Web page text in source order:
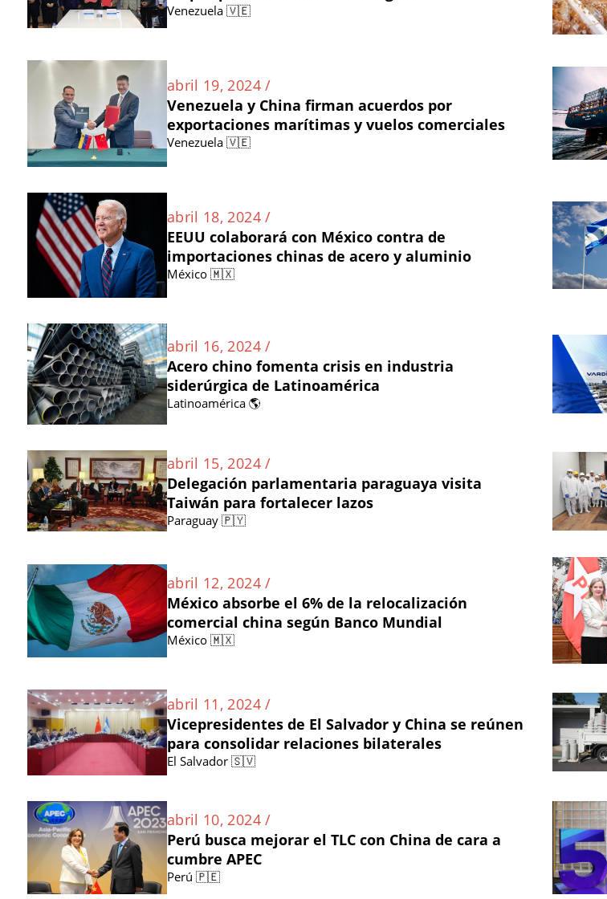
Venezuela 🇻🇪
abril 19, 2024 /
Venezuela y China firman acuerdos por
exportaciones marítimas y vuelos comerciales
Venezuela 🇻🇪
abril 18, 2024 /
EEUU colaborará con México contra de
importaciones chinas de acero y aluminio
México 🇲🇽
abril 16, 2024 /
Acero chino fomenta crisis en industria
siderúrgica de Latinoamérica
Latinoamérica 🌎
abril 15, 2024 /
Delegación parlamentaria paraguaya visita
Taiwán para fortalecer lazos
Paraguay 🇵🇾
abril 12, 2024 /
México absorbe el 6% de la relocalización
comercial china según Banco Mundial
México 🇲🇽
abril 11, 2024 /
Vicepresidentes de El Salvador y China se reúnen
para consolidar relaciones bilaterales
El Salvador 🇸🇻
abril 10, 2024 /
Perú busca mejorar el TLC con China de cara a
cumbre APEC
Perú 🇵🇪